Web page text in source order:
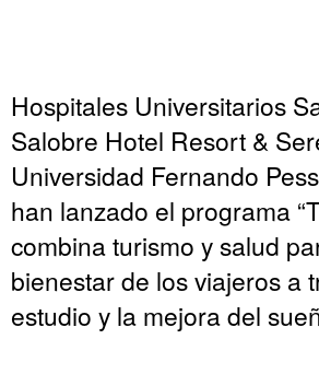
Hospitales Universitarios
Salobre Hotel Resort &
Universidad Fernando
han lanzado el programa
combina turismo y salud
bienestar de los viajeros a
estudio y la mejora del